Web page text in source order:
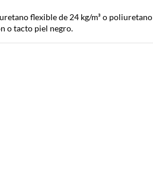
flexible de 24 kg/m³ o poliuretano
o tacto piel negro.